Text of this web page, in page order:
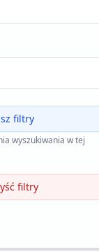
filtry
wyszukiwania w tej
filtry